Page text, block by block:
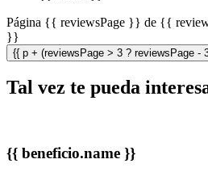
Página {{ reviewsPage }} de {{
}}
{{ p + (reviewsPage > 3 ? reviewsPage -
Tal vez te pueda
{{ beneficio.name }}